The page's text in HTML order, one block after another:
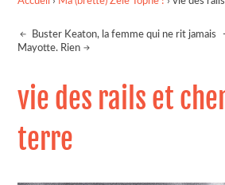
Buster Keaton, la femme qui ne rit jamais -
Mayotte. Rien
vie des rails et
terre